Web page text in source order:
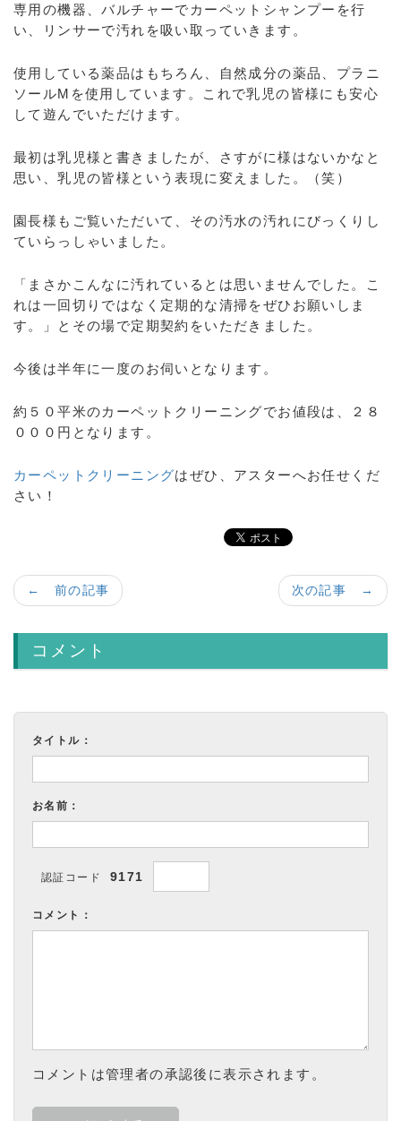
専用の機器、バルチャーでカーペットシャンプーを行
い、リンサーで汚れを吸い取っていきます。
使用している薬品はもちろん、自然成分の薬品、プラニ
ソールMを使用しています。これで乳児の皆様にも安心
して遊んでいただけます。
最初は乳児様と書きましたが、さすがに様はないかなと
思い、乳児の皆様という表現に変えました。（笑）
園長様もご覧いただいて、その汚水の汚れにびっくりし
ていらっしゃいました。
「まさかこんなに汚れているとは思いませんでした。こ
れは一回切りではなく定期的な清掃をぜひお願いしま
す。」とその場で定期契約をいただきました。
今後は半年に一度のお伺いとなります。
約５０平米のカーペットクリーニングでお値段は、２８
０００円となります。
カーペットクリーニングはぜひ、アスターへお任せくだ
さい！
次の記事 →
← 前の記事
コメント
タイトル：
お名前：
認証コード 9171
コメント：
コメントは管理者の承認後に表示されます。